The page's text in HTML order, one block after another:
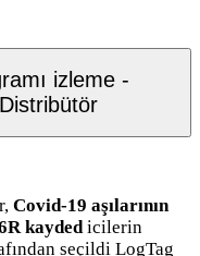
izleme -
Covid-19 aşılarının
kayded icilerin
seçildi LogTag